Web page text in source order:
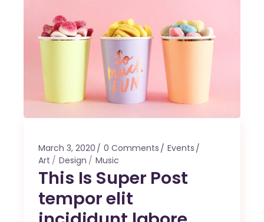
March 3, 2020 0 Comments
Events
Art
Design Music
This Is Super Post
tempor elit